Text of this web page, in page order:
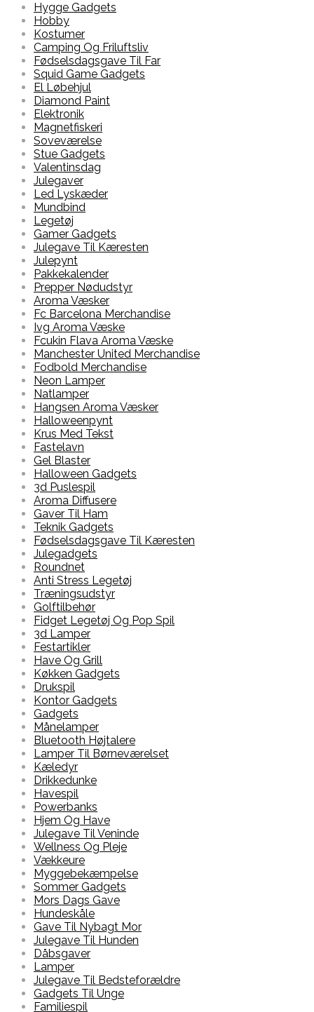
Hygge Gadgets
Hobby
Kostumer
Camping Og Friluftsliv
Fødselsdagsgave Til Far
Squid Game Gadgets
El Løbehjul
Diamond Paint
Elektronik
Magnetfiskeri
Soveværelse
Stue Gadgets
Valentinsdag
Julegaver
Led Lyskæder
Mundbind
Legetøj
Gamer Gadgets
Julegave Til Kæresten
Julepynt
Pakkekalender
Prepper Nødudstyr
Aroma Væsker
Fc Barcelona Merchandise
Ivg Aroma Væske
Fcukin Flava Aroma Væske
Manchester United Merchandise
Fodbold Merchandise
Neon Lamper
Natlamper
Hangsen Aroma Væsker
Halloweenpynt
Krus Med Tekst
Fastelavn
Gel Blaster
Halloween Gadgets
3d Puslespil
Aroma Diffusere
Gaver Til Ham
Teknik Gadgets
Fødselsdagsgave Til Kæresten
Julegadgets
Roundnet
Anti Stress Legetøj
Træningsudstyr
Golftilbehør
Fidget Legetøj Og Pop Spil
3d Lamper
Festartikler
Have Og Grill
Køkken Gadgets
Drukspil
Kontor Gadgets
Gadgets
Månelamper
Bluetooth Højtalere
Lamper Til Børneværelset
Kæledyr
Drikkedunke
Havespil
Powerbanks
Hjem Og Have
Julegave Til Veninde
Wellness Og Pleje
Vækkeure
Myggebekæmpelse
Sommer Gadgets
Mors Dags Gave
Hundeskåle
Gave Til Nybagt Mor
Julegave Til Hunden
Dåbsgaver
Lamper
Julegave Til Bedsteforældre
Gadgets Til Unge
Familiespil